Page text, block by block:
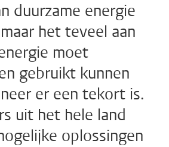
duurzame energie
het teveel aan
moet
gebruikt kunnen
er een tekort is.
uit het hele land
oplossingen